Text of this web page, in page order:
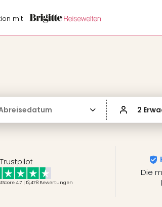
mit
2
Trustpilot
4.7 | 12,478 Bewertungen
Die